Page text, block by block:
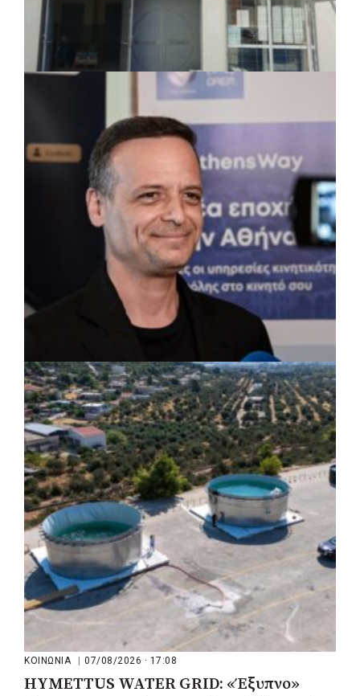
07/08/2026 · 17:45
Δήμος Πετρούπολης: Εργασίες
συντήρησης σε σχολεία και αθλητικές
εγκαταστάσεις
ΡΕΠΟΡΤΑΖ | 07/08/2026 · 17:27
Ο Δούκας για έργα, καθαριότητα και τη
μάχη των επόμενων εκλογών: «Η καλύτερη
μου να κατέβει ο Μπακογιάννης»
ΚΟΙΝΩΝΙΑ 07/08/2026 · 17:08
HYMETTUS WATER GRID: «Έξυπνο»